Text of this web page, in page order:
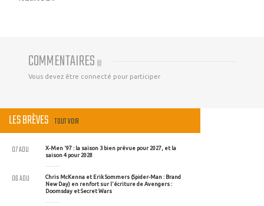
COMMENTAIRES (0)
Vous devez être connecté pour participer
LES BRÈVES TOUT VOIR
X-Men '97 : la saison 3 bien prévue pour 2027, et la
saison 4 pour 2028
07 AOU
Chris McKenna et Erik Sommers (Spider-Man : Brand
New Day) en renfort sur l'écriture de Avengers :
Doomsday et Secret Wars
06 AOU